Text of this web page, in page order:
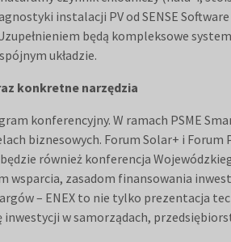
instalacji PV od SENSE
będą kompleksowe
układzie.
konkretne narzędzia
konferencyjny. W ramach PSME
biznesowych. Forum Solar+ i
również konferencja
wsparcia, zasadom finansowania
– ENEX to nie tylko prezentacja
w samorządach,